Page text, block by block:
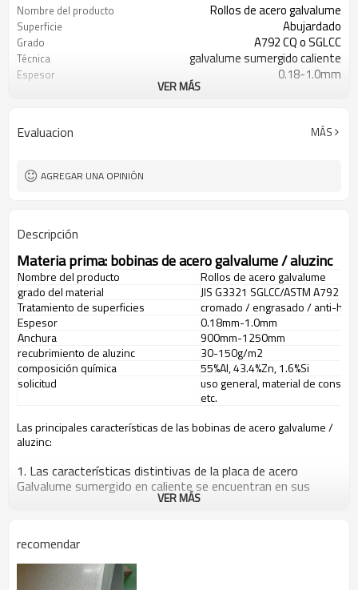
Nombre del producto Rollos de acero galvalume
Superficie Abujardado
Grado A792 CQ o SGLCC
Técnica galvalume sumergido caliente
Espesor 0.18-1.0mm
dactilar
recubrimiento de aluzinc AZ30-AZ150
Tipo de negocio
VER MÁS
Evaluacion MÁS
AGREGAR UNA OPINIÓN
Descripción
Materia prima: bobinas de acero galvalume / aluzinc
Nombre del producto
Rollos de acero galvalume
grado del material
JIS G3321 SGLCC/ASTM A792 CQ
Tratamiento de superficies
cromado / engrasado / anti-
Espesor
0.18mm-1.0mm
Anchura
900mm-1250mm
recubrimiento de aluzinc
30-150g/m2
composición química
55%Al, 43.4%Zn, 1.6%Si
solicitud
uso general, material de
etc.
Las principales características de las bobinas de acero galvalume /
aluzinc:
1. Las características distintivas de la placa de acero
Galvalume sumergido en caliente se encuentran en sus
excelentes propiedades de resistencia a la erosión y
veces mayor que la de la chapa de acero galvanizada en
caliente.
VER MÁS
recomendar